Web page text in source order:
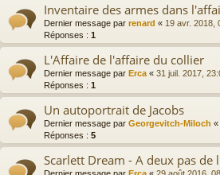
Inventaire des armes dans
Dernier message par renard « 19 avr. 2018,
Réponses : 1
L'Affaire de l'affaire du collier
Dernier message par Erca « 31 juil. 2017,
Réponses : 1
Un autoportrait de Jacobs
Dernier message par Georgevitch-Miloch «
Réponses : 5
Scarlett Dream - A deux pas de